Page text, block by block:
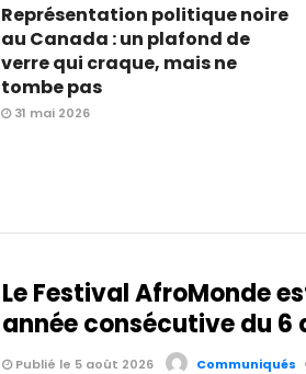
Représentation politique noire
au Canada : un plafond de
verre qui craque, mais ne
tombe pas
31 mai 2026
Le Festival AfroMonde
année consécutive du 6
Publié le 5 août 2026 Communiqués